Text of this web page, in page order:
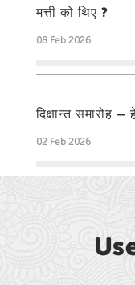
मत्ती को थिए ?
08 Feb 2026
दिक्षान्त समारोह –
02 Feb 2026